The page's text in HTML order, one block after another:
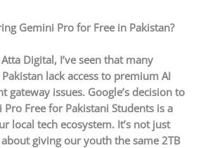
Gemini Pro for Free in Pakistan?
Atta Digital, I’ve seen that many
lack access to premium AI
gateway issues. Google’s decision to
Pro Free for Pakistani Students is a
local tech ecosystem. It’s not just
giving our youth the same 2TB